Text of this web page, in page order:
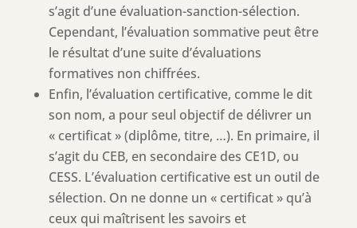
s’agit d’une évaluation-sanction-sélection.
Cependant, l’évaluation sommative peut être
le résultat d’une suite d’évaluations
formatives non chiffrées.
Enfin, l’évaluation certificative, comme le dit
son nom, a pour seul objectif de délivrer un
« certificat » (diplôme, titre, …). En primaire, il
s’agit du CEB, en secondaire des CE1D, ou
CESS. L’évaluation certificative est un outil de
sélection. On ne donne un « certificat » qu’à
ceux qui maîtrisent les savoirs et